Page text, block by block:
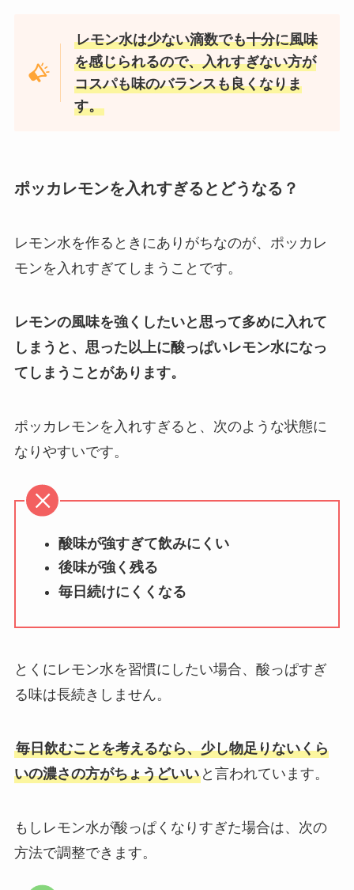
レモン水は少ない滴数でも十分に風味
を感じられるので、入れすぎない方が
コスパも味のバランスも良くなりま
す。
ポッカレモンを入れすぎるとどうなる？
レモン水を作るときにありがちなのが、ポッカレ
モンを入れすぎてしまうことです。
レモンの風味を強くしたいと思って多めに入れて
しまうと、思った以上に酸っぱいレモン水になっ
てしまうことがあります。
ポッカレモンを入れすぎると、次のような状態に
なりやすいです。
酸味が強すぎて飲みにくい
後味が強く残る
毎日続けにくくなる
とくにレモン水を習慣にしたい場合、酸っぱすぎ
る味は長続きしません。
毎日飲むことを考えるなら、少し物足りないくら
いの濃さの方がちょうどいいと言われています。
もしレモン水が酸っぱくなりすぎた場合は、次の
方法で調整できます。